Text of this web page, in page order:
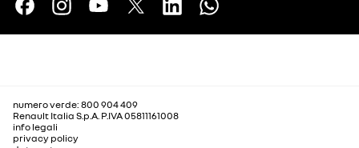
numero verde: 800 904 409
Renault Italia S.p.A. P.IVA 05811161008
info legali
privacy policy